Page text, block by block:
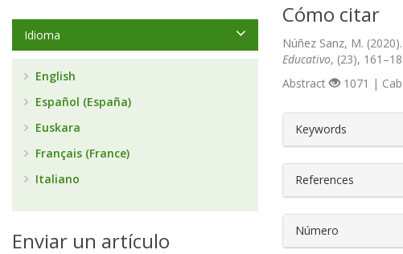
Cómo citar
Núñez Sanz, M.
Educativo, (23),
Abstract 1071 |
Keywords
References
Número
Idioma
English
Español (España)
Euskara
Français (France)
Italiano
Enviar un artículo